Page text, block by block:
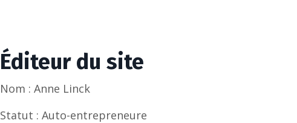
Éditeur du site
Nom : Anne Linck
Statut : Auto-entrepreneure